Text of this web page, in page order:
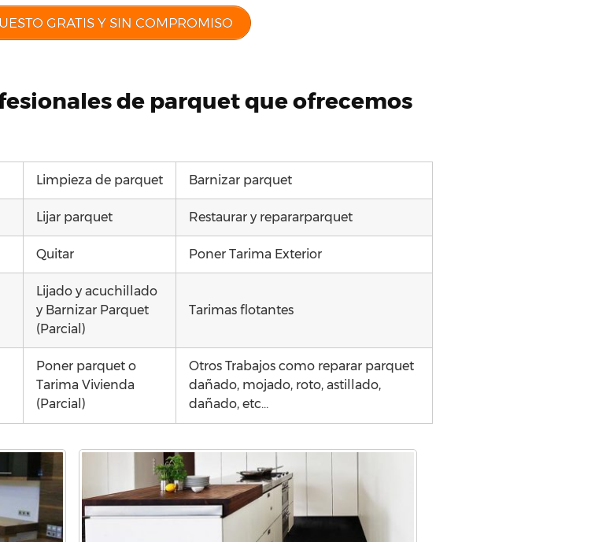
GRATIS Y SIN COMPROMISO
de parquet que ofrecemos
Limpieza de parquet Barnizar parquet
Lijar parquet Restaurar y repararparquet
Quitar Poner Tarima Exterior
Lijado y acuchillado
y Barnizar Parquet
(Parcial)
Tarimas flotantes
Poner parquet o
Tarima Vivienda
(Parcial)
Otros Trabajos como reparar parquet
dañado, mojado, roto, astillado,
dañado, etc…